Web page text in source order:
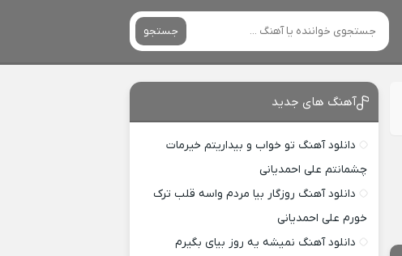
جستجو
آهنگ های جدید
دانلود آهنگ تو خواب و بیداریتم خیرمات
چشمانتم علی احمدیانی
دانلود آهنگ روزگار بیا مردم واسه قلب ترک
خورم علی احمدیانی
دانلود آهنگ نمیشه یه روز بیای بگیرم